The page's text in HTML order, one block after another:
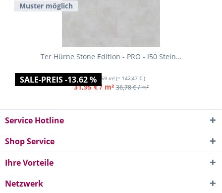
Muster möglich
SALE-PREIS -13.62 %
Ter Hürne Stone Edition - PRO - I50 Stein...
Inhalt4.459 m² (= 142,47 € )
31,95 € / m² 36,78 € / m²
Service Hotline
Shop Service
Ihre Vorteile
Netzwerk